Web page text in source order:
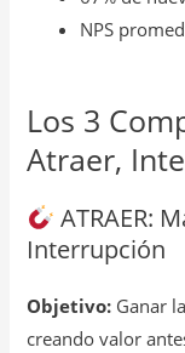
NPS
Los 3
Atraer,
ATRAER:
Interrupción
Objetivo: Ganar
creando valor